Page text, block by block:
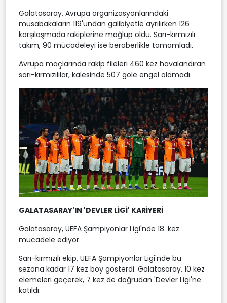
Galatasaray, Avrupa organizasyonlarındaki
müsabakaların 119'undan galibiyetle ayrılırken 126
karşılaşmada rakiplerine mağlup oldu. Sarı-kırmızılı
takım, 90 mücadeleyi ise beraberlikle tamamladı.
Avrupa maçlarında rakip fileleri 460 kez havalandıran
sarı-kırmızılılar, kalesinde 507 gole engel olamadı.
GALATASARAY'IN 'DEVLER LİGİ' KARİYERİ
Galatasaray, UEFA Şampiyonlar Ligi'nde 18. kez
mücadele ediyor.
Sarı-kırmızılı ekip, UEFA Şampiyonlar Ligi'nde bu
sezona kadar 17 kez boy gösterdi. Galatasaray, 10 kez
elemeleri geçerek, 7 kez de doğrudan 'Devler Ligi'ne
katıldı.